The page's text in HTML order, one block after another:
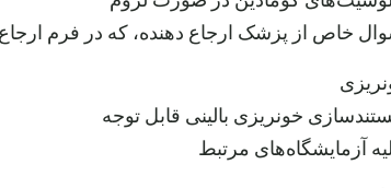
خاص از پزشک ارجاع دهنده، که در فرم
خونریزی بالینی قابل توجه
آزمایشگاه‌های مرتبط